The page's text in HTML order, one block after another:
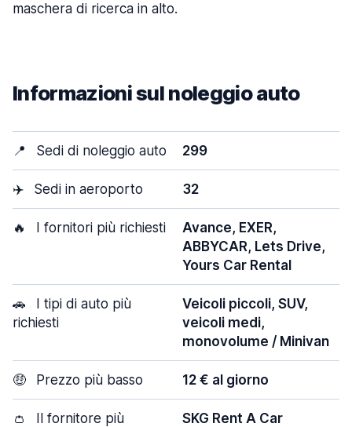
maschera di ricerca in alto.
Informazioni sul noleggio auto
📍 Sedi di noleggio auto 299
✈️ Sedi in aeroporto 32
🔥 I fornitori più richiesti
Avance, EXER,
ABBYCAR, Lets Drive,
Yours Car Rental
🚗
I tipi di auto più
richiesti
Veicoli piccoli, SUV,
veicoli medi,
monovolume / Minivan
🤑 Prezzo più basso 12 € al giorno
👛
Il fornitore più
SKG Rent A Car